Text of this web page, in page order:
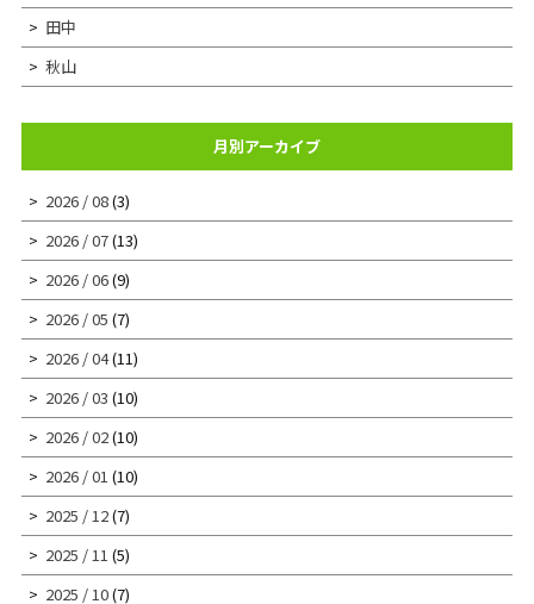
田中
秋山
月別アーカイブ
2026 / 08(3)
2026 / 07(13)
2026 / 06(9)
2026 / 05 (7)
2026 / 04(11)
2026 / 03 (10)
2026 / 02(10)
2026 / 01 (10)
2025 / 12(7)
2025 / 11 (5)
2025 / 10(7)